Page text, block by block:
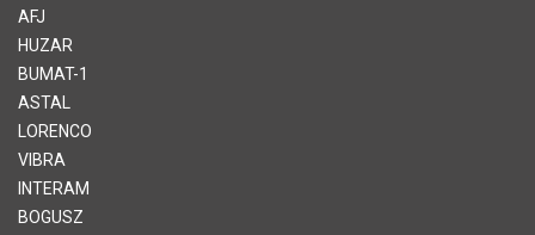
AFJ
HUZAR
BUMAT-1
ASTAL
LORENCO
VIBRA
INTERAM
BOGUSZ